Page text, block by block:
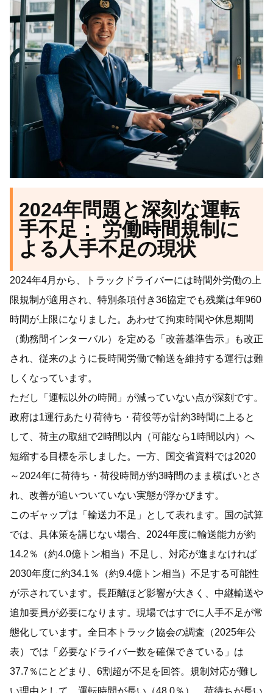
2024年問題と深刻な運転
手不足： 労働時間規制に
よる人手不足の現状
2024年4月から、トラックドライバーには時間外労働の上
限規制が適用され、特別条項付き36協定でも残業は年960
時間が上限になりました。あわせて拘束時間や休息期間
（勤務間インターバル）を定める「改善基準告示」も改正
され、従来のように長時間労働で輸送を維持する運行は難
しくなっています。
ただし「運転以外の時間」が減っていない点が深刻です。
政府は1運行あたり荷待ち・荷役等が計約3時間に上ると
して、荷主の取組で2時間以内（可能なら1時間以内）へ
短縮する目標を示しました。一方、国交省資料では2020
～2024年に荷待ち・荷役時間が約3時間のまま横ばいとさ
れ、改善が追いついていない実態が浮かびます。
このギャップは「輸送力不足」として表れます。国の試算
では、具体策を講じない場合、2024年度に輸送能力が約
14.2％（約4.0億トン相当）不足し、対応が進まなければ
2030年度に約34.1％（約9.4億トン相当）不足する可能性
が示されています。長距離ほど影響が大きく、中継輸送や
追加要員が必要になります。現場ではすでに人手不足が常
態化しています。全日本トラック協会の調査（2025年公
表）では「必要なドライバー数を確保できている」は
37.7％にとどまり、6割超が不足を回答。規制対応が難し